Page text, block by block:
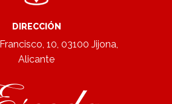
DIRECCIÓN
10, 03100 Jijona,
Alicante